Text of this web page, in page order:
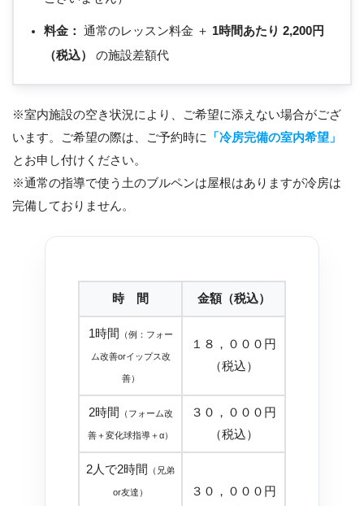
料金： 通常のレッスン料金 ＋ 1時間あたり 2,200円
（税込）
の施設差額代
※室内施設の空き状況により、ご希望に添えない場合がござ
います。ご希望の際は、ご予約時に 「冷房完備の室内希望」
とお申し付けください。
※通常の指導で使う土のブルペンは屋根はありますが冷房は
完備しておりません。
時 間 金額（税込）
1時間 （例：フォー
ム改善orイップス改
善）
１８，０００円
（税込）
2時間 （フォーム改
善＋変化球指導＋α）
３０，０００円
（税込）
2人で2時間 （兄弟
or友達）
３０，０００円